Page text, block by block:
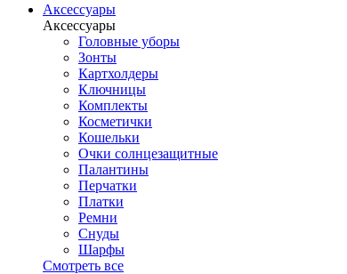
Аксессуары
Аксессуары
Головные уборы
Зонты
Картхолдеры
Ключницы
Комплекты
Косметички
Кошельки
Очки солнцезащитные
Палантины
Перчатки
Платки
Ремни
Снуды
Шарфы
Смотреть все